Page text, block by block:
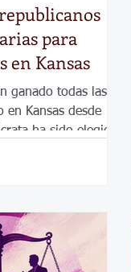
para
en Kansas
ganado todas las
en Kansas desde
ha sido elegido